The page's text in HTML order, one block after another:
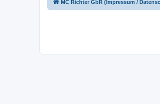
MC Richter GbR (Impressum /